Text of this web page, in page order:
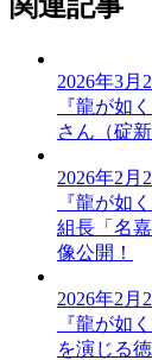
2026年3月
『龍が如
さん（碇
2026年2月
『龍が如
組長「名
像公開！
2026年2月
『龍が如
を演じる